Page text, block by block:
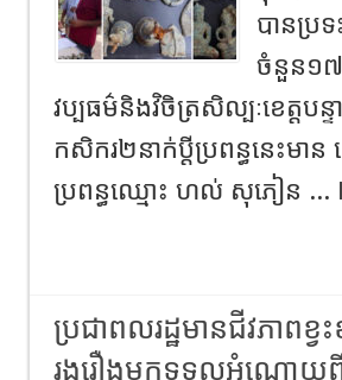
បានប្រ
ចំនួន១៧
វប្បធម៌និងវិចិត្រសិល្បៈខេត្តបន្
កសិករ២នាក់ប្តីប្រពន្ធនេះមា
ប្រពន្ធឈ្មោះ ហល់ សុភៀន ...
ប្រជាពលរដ្ឋមានជីវភាព
រុងរឿងមកទទួលអំណោយ